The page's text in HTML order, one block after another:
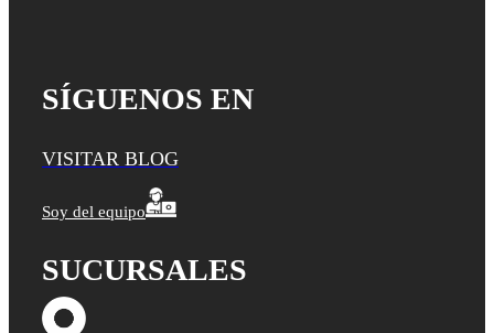
SÍGUENOS EN
VISITAR BLOG
Soy del equipo
SUCURSALES